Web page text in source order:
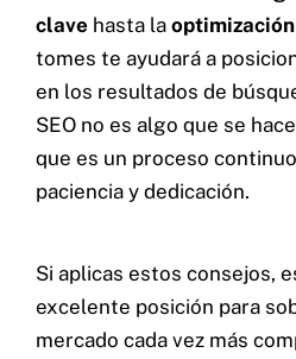
clave hasta la
tomes te ayudará a
en los resultados de
SEO no es algo que se
que es un proceso
paciencia y dedicación.
Si aplicas estos consejos,
excelente posición para
mercado cada vez más